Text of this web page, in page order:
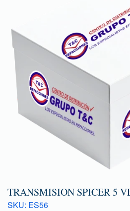
TRANSMISION SPICER 5
SKU: ES56